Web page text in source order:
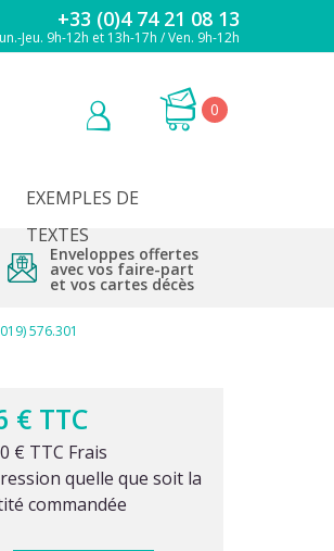
+33 (0)4 74 21 08 13
Jeu. 9h-12h et 13h-17h / Ven. 9h-12h
0
EXEMPLES DE
TEXTES
Enveloppes offertes
avec vos faire-part
et vos cartes décès
576.301
€ TTC
€ TTC Frais
quelle que soit la
commandée